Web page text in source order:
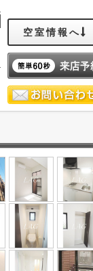
空室情報へ